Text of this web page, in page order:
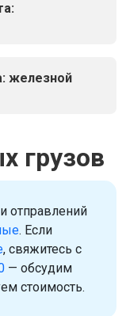
железной
грузов
отправлений
. Если
, свяжитесь с
— обсудим
стоимость.